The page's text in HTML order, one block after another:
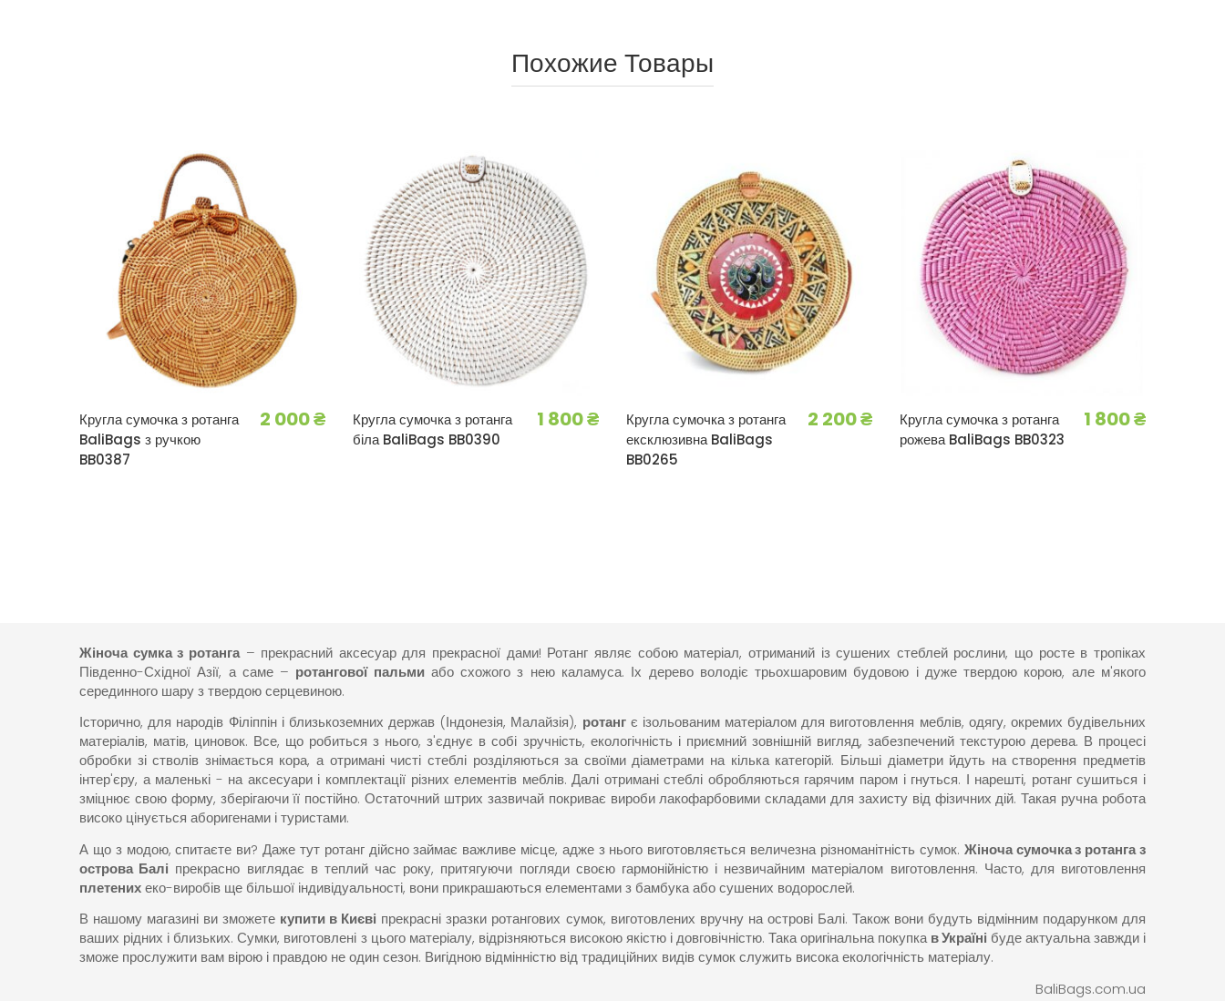
Похожие Товары
2 000₴
Кругла сумочка з ротанга
BaliBags з ручкою
BB0387
1 800₴
Кругла сумочка з ротанга
біла BaliBags BB0390
2 200₴
Кругла сумочка з ротанга
ексклюзивна BaliBags
BB0265
1 800₴
Кругла сумочка з ротанга
рожева BaliBags BB0323
Жіноча сумка з ротанга– прекрасний аксесуар для прекрасної дами! Ротанг являє собою матеріал, отриманий із сушених стеблей рослини, що росте в тропіках
Південно-Східної Азії, а саме – ротангової пальмиабо схожого з нею каламуса. Іх дерево володіє трьохшаровим будовою і дуже твердою корою, але м'якого
серединного шару з твердою серцевиною.
Історично, для народів Філіппін і близькоземних держав (Індонезія, Малайзія), ротангє ізольованим матеріалом для виготовлення меблів, одягу, окремих будівельних
матеріалів, матів, циновок. Все, що робиться з нього, з'єднує в собі зручність, екологічність і приємний зовнішній вигляд, забезпечений текстурою дерева. В процесі
обробки зі стволів знімається кора, а отримані чисті стеблі розділяються за своїми діаметрами на кілька категорій. Більші діаметри йдуть на створення предметів
інтер'єру, а маленькі - на аксесуари і комплектації різних елементів меблів. Далі отримані стеблі обробляються гарячим паром і гнуться. І нарешті, ротанг сушиться і
зміцнює свою форму, зберігаючи її постійно. Остаточний штрих зазвичай покриває вироби лакофарбовими складами для захисту від фізичних дій. Такая ручна робота
високо цінується аборигенами і туристами.
А що з модою, спитаєте ви? Даже тут ротанг дійсно займає важливе місце, адже з нього виготовляється величезна різноманітність сумок. Жіноча сумочка з ротанга з
острова Балі прекрасно виглядає в теплий час року, притягуючи погляди своєю гармонійністю і незвичайним матеріалом виготовлення. Часто, для виготовлення
плетенихеко-виробів ще більшої індивідуальності, вони прикрашаються елементами з бамбука або сушених водорослей.
В нашому магазині ви зможете купити в Києві прекрасні зразки ротангових сумок, виготовлених вручну на острові Балі. Також вони будуть відмінним подарунком для
ваших рідних і близьких. Сумки, виготовлені з цього матеріалу, відрізняються високою якістю і довговічністю. Така оригінальна покупкав Україні буде актуальна завжди і
зможе прослужити вам вірою і правдою не один сезон. Вигідною відмінністю від традиційних видів сумок служить висока екологічність матеріалу.
BaliBags.com.ua